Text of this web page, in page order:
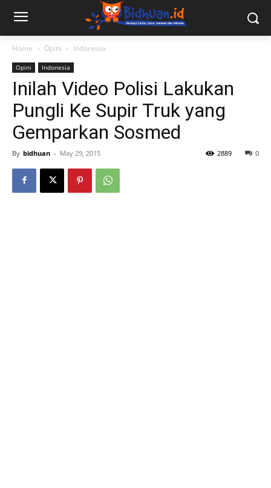
Home Opini Indonesia
Opini Indonesia
Inilah Video Polisi Lakukan
Pungli Ke Supir Truk yang
Gemparkan Sosmed
By bidhuan - May 29, 2015 0
2889